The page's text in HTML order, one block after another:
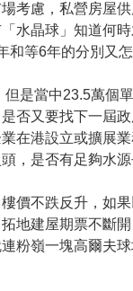
考慮，私營房屋
水晶球」知道何
和等6年的分別又
是當中23.5萬個
否又要找下一屆
在港設立或擴展
，是否有足夠水源
價不跌反升，如
地建屋期票不斷
粉嶺一塊高爾夫